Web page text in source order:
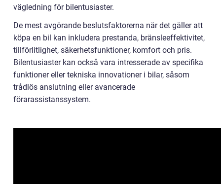
vägledning för bilentusiaster.
De mest avgörande beslutsfaktorerna när det gäller att
köpa en bil kan inkludera prestanda, bränsleeffektivitet,
tillförlitlighet, säkerhetsfunktioner, komfort och pris.
Bilentusiaster kan också vara intresserade av specifika
funktioner eller tekniska innovationer i bilar, såsom
trådlös anslutning eller avancerade
förarassistanssystem.